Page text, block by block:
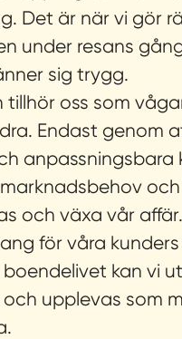
Det är när vi gör
under resans
sig trygg.
tillhör oss som
Endast genom
anpassningsbara
och växa vår
för våra
boendelivet kan vi
upplevas som